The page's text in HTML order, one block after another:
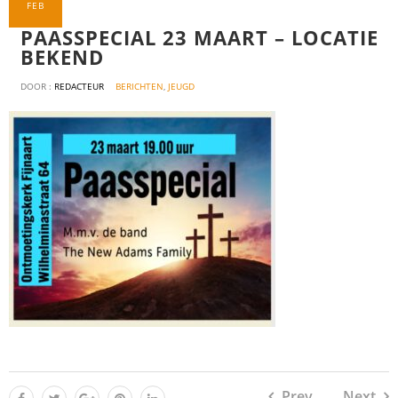
FEB
PAASSPECIAL 23 MAART – LOCATIE
BEKEND
DOOR : REDACTEUR BERICHTEN JEUGD